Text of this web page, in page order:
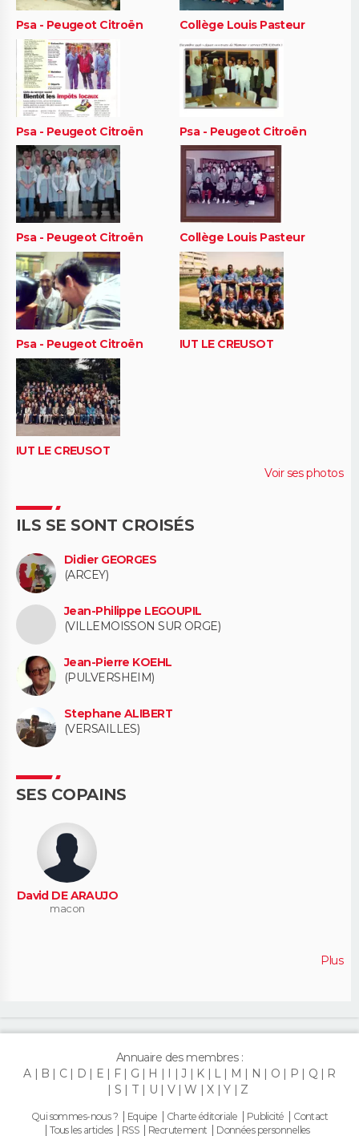
Psa - Peugeot Citroën Collège Louis Pasteur
Psa - Peugeot Citroën Psa - Peugeot Citroën
Psa - Peugeot Citroën Collège Louis Pasteur
Psa - Peugeot Citroën IUT LE CREUSOT
IUT LE CREUSOT
Voir ses photos
ILS SE SONT CROISÉS
Didier GEORGES
(ARCEY)
Jean-Philippe LEGOUPIL
(VILLEMOISSON SUR ORGE)
Jean-Pierre KOEHL
(PULVERSHEIM)
Stephane ALIBERT
(VERSAILLES)
SES COPAINS
David DE ARAUJO
macon
Plus
Annuaire des membres :
A
B C D E F G H I J K L M N O P Q
R
S
T U V W X Y Z
Qui sommes-nous ? Equipe Charte éditoriale Publicité
Contact
Tous les articles
RSS Recrutement Données personnelles